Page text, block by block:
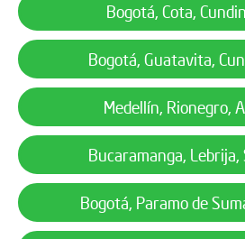
Bogotá, Cota,
Bogotá, Guatavita,
Medellín, Rionegro,
Bucaramanga,
Bogotá, Paramo de